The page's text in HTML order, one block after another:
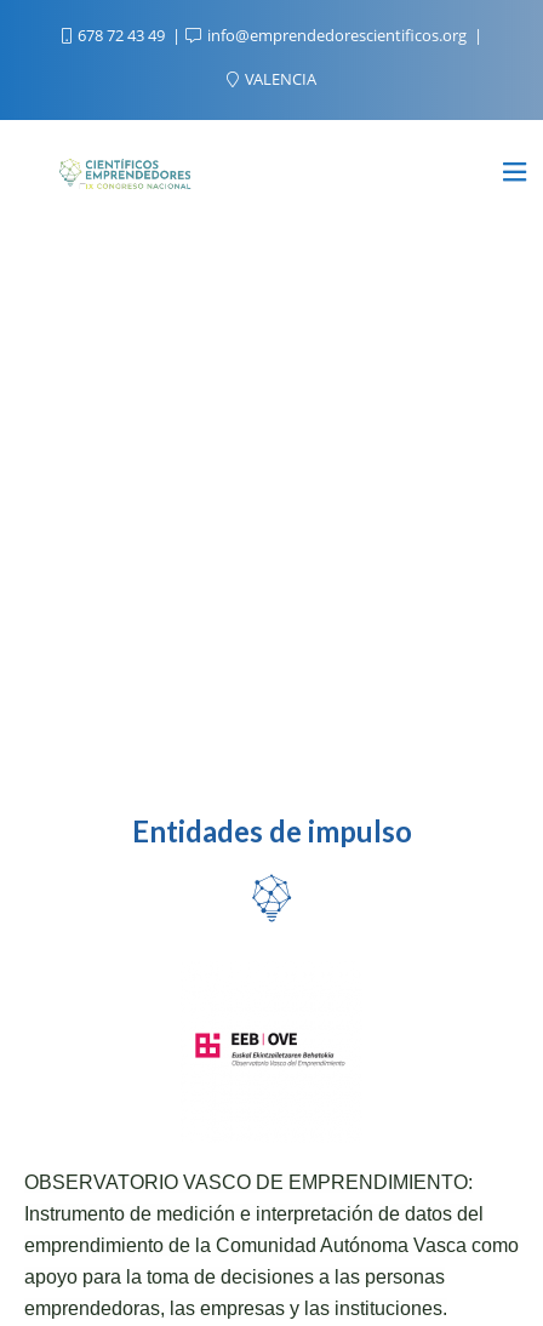
678 72 43 49
info@emprendedorescientificos.org
VALENCIA
Entidades de impulso
OBSERVATORIO VASCO DE EMPRENDIMIENTO:
Instrumento de medición e interpretación de datos del
emprendimiento de la Comunidad Autónoma Vasca como
apoyo para la toma de decisiones a las personas
emprendedoras, las empresas y las instituciones.